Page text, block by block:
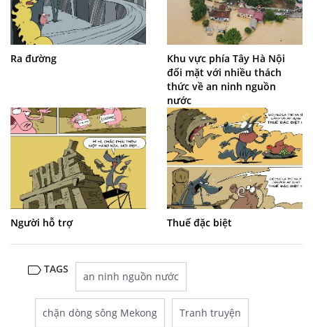
Ra đường
Khu vực phía Tây Hà Nội
đối mặt với nhiều thách
thức về an ninh nguồn
nước
Người hỗ trợ Thuế đặc biệt
TAGS
an ninh nguồn nước
chặn dòng sông Mekong Tranh truyện